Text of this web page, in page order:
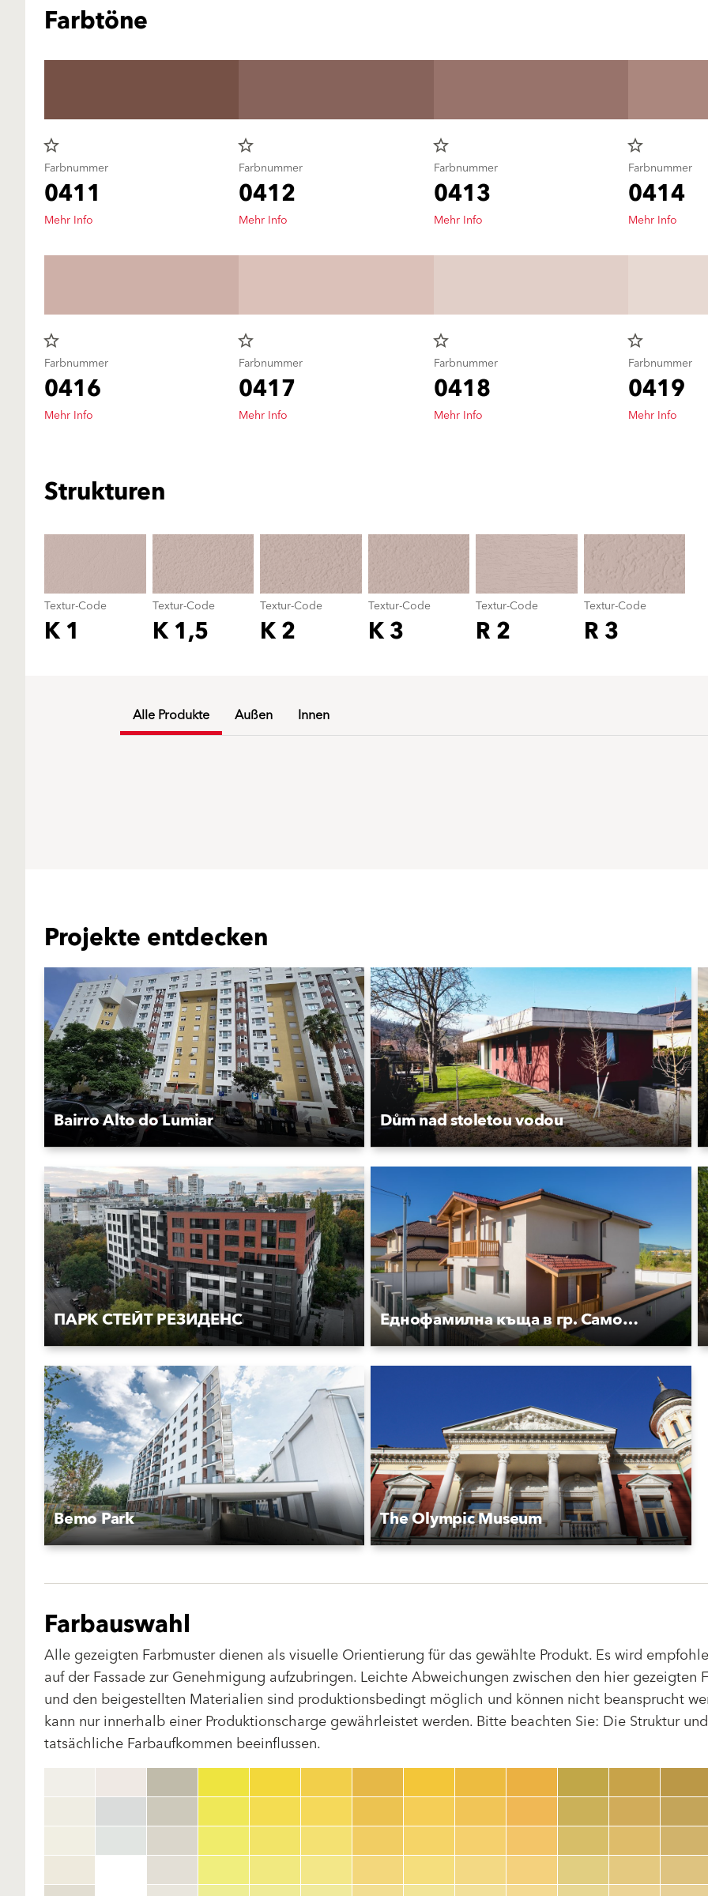
Farbtöne
star_border
Farbnummer
0411
Mehr Info
star_border
Farbnummer
0412
Mehr Info
star_border
Farbnummer
0413
Mehr Info
star_border
Farbnummer
0414
Mehr Info
star_border
Farbnummer
0416
Mehr Info
star_border
Farbnummer
0417
Mehr Info
star_border
Farbnummer
0418
Mehr Info
star_border
Farbnummer
0419
Mehr Info
Strukturen
Textur-Code
K 1
Textur-Code
K 1,5
Textur-Code
K 2
Textur-Code
K 3
Textur-Code
R 2
Textur-Code
R 3
Alle Produkte Außen Innen
Projekte entdecken
Bairro Alto do Lumiar Dům nad stoletou vodou
ПАРК СТЕЙТ РЕЗИДЕНС Еднофамилна къща в гр. Самоков
Bemo Park The Olympic Museum
Farbauswahl
Alle gezeigten Farbmuster dienen als visuelle Orientierung für das gewählte Produkt. Es wird
auf der Fassade zur Genehmigung aufzubringen. Leichte Abweichungen zwischen den hier gezeigten
und den beigestellten Materialien sind produktionsbedingt möglich und können nicht beansprucht
kann nur innerhalb einer Produktionscharge gewährleistet werden. Bitte beachten Sie: Die Struktur
tatsächliche Farbaufkommen beeinflussen.
color_name
HEX:hex_code